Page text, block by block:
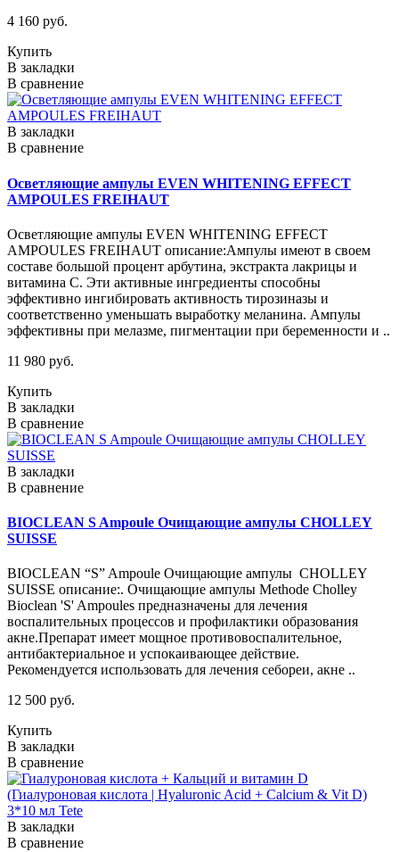
4 160 руб.
Купить
В закладки
В сравнение
В закладки
В сравнение
Осветляющие ампулы EVEN WHITENING EFFECT
AMPOULES FREIHAUT
Осветляющие ампулы EVEN WHITENING EFFECT
AMPOULES FREIHAUT описание:Ампулы имеют в своем
составе большой процент арбутина, экстракта лакрицы и
витамина С. Эти активные ингредиенты способны
эффективно ингибировать активность тирозиназы и
соответственно уменьшать выработку меланина. Ампулы
эффективны при мелазме, пигментации при беременности и ..
11 980 руб.
Купить
В закладки
В сравнение
В закладки
В сравнение
BIOCLEAN S Ampoule Очищающие ампулы CHOLLEY
SUISSE
BIOCLEAN “S” Ampoule Очищающие ампулы CHOLLEY
SUISSE описание:. Очищающие ампулы Methode Cholley
Bioclean 'S' Ampoules предназначены для лечения
воспалительных процессов и профилактики образования
акне.Препарат имеет мощное противовоспалительное,
антибактериальное и успокаивающее действие.
Рекомендуется использовать для лечения себореи, акне ..
12 500 руб.
Купить
В закладки
В сравнение
В закладки
В сравнение